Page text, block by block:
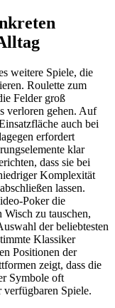
weitere Spiele, die
Roulette zum
Felder groß
verloren gehen. Auf
auch bei
erfordert
klar
dass sie bei
Komplexität
lassen.
Poker die
zu tauschen,
der beliebtesten
Klassiker
Positionen der
zeigt, dass die
Symbole oft
verfügbaren Spiele.